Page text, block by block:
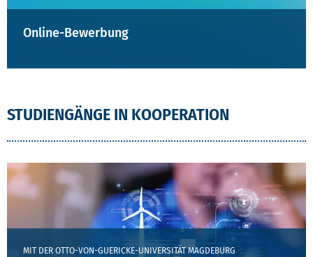
Online-Bewerbung
STUDIENGÄNGE IN KOOPERATION
MIT DER OTTO-VON-GUERICKE-UNIVERSITÄT MAGDEBURG